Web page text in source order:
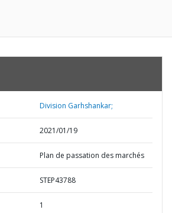
Division Garhshankar;
2021/01/19
Plan de passation des marchés
STEP43788
1